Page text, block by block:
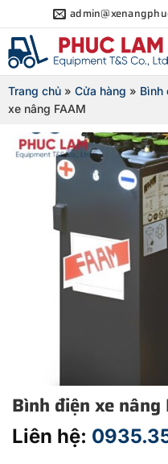
qua
nội
dung
Trang chủ » Cửa hàng » Bình
xe nâng FAAM
Bình điện xe nâng
Liên hệ: